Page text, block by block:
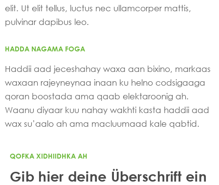
elit. Ut elit tellus, luctus nec ullamcorper mattis,
pulvinar dapibus leo.
HADDA NAGAMA FOGA
Haddii aad jeceshahay waxa aan bixino, markaas
waxaan rajeyneynaa inaan ku helno codsigaaga
qoran boostada ama qaab elektaroonig ah.
Waanu diyaar kuu nahay wakhti kasta haddii aad
wax su’aalo ah ama macluumaad kale qabtid.
QOFKA XIDHIIDHKA AH
Gib hier deine Überschrift ein